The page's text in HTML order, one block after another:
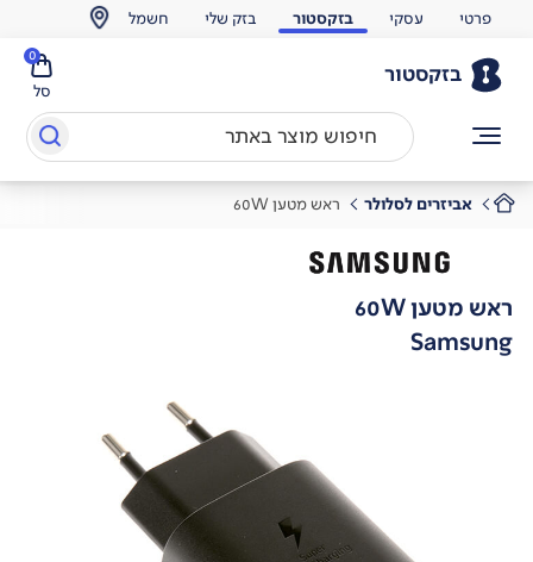
פרטי עסקי בזקסטור בזק שלי חשמל
בזקסטור
סל
0
אביזרים לסלולר ראש מטען 60W
ראש מטען 60W
Samsung